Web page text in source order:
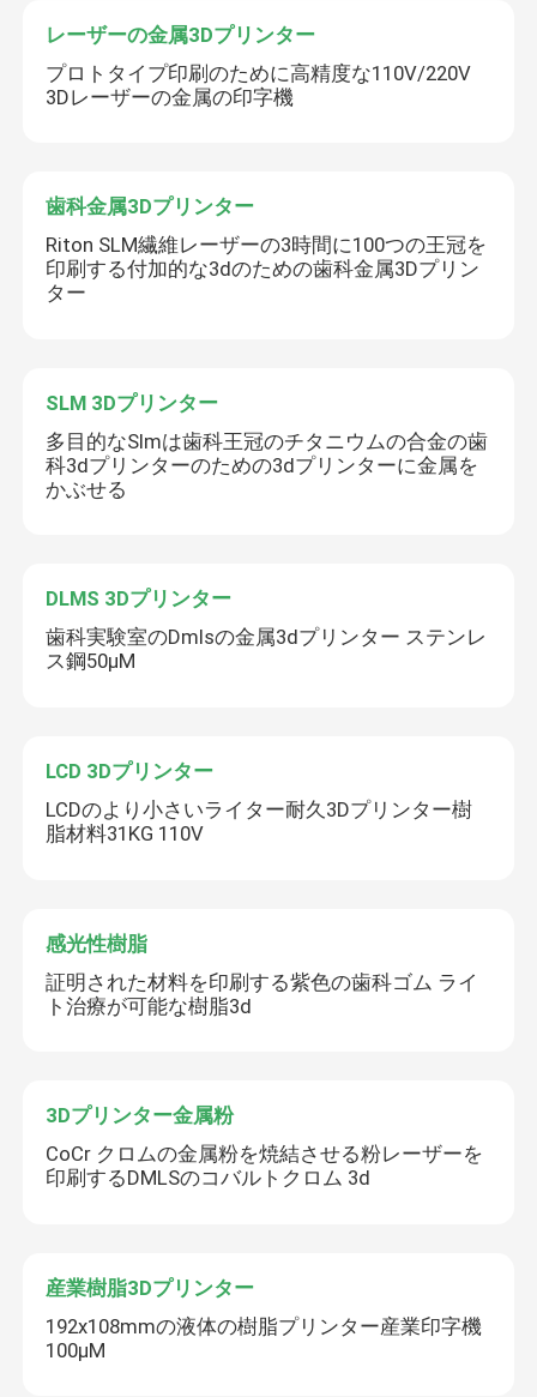
レーザーの金属3Dプリンター
プロトタイプ印刷のために高精度な110V/220V
3Dレーザーの金属の印字機
歯科金属3Dプリンター
Riton SLM繊維レーザーの3時間に100つの王冠を
印刷する付加的な3dのための歯科金属3Dプリン
ター
SLM 3Dプリンター
多目的なSlmは歯科王冠のチタニウムの合金の歯
科3dプリンターのための3dプリンターに金属を
かぶせる
DLMS 3Dプリンター
歯科実験室のDmlsの金属3dプリンター ステンレ
ス鋼50μM
LCD 3Dプリンター
LCDのより小さいライター耐久3Dプリンター樹
脂材料31KG 110V
感光性樹脂
証明された材料を印刷する紫色の歯科ゴム ライ
ト治療が可能な樹脂3d
3Dプリンター金属粉
CoCr クロムの金属粉を焼結させる粉レーザーを
印刷するDMLSのコバルトクロム 3d
産業樹脂3Dプリンター
192x108mmの液体の樹脂プリンター産業印字機
100μM